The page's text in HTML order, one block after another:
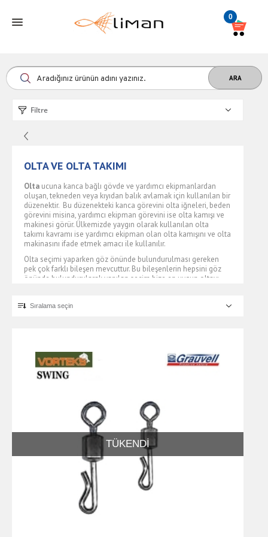
0
Filtre
OLTA VE OLTA TAKIMI
Olta ucuna kanca bağlı gövde ve yardımcı ekipmanlardan
oluşan, tekneden veya kıyıdan balık avlamak için kullanılan bir
düzenektir. Bu düzenekteki kanca görevini olta iğneleri, beden
görevini misina, yardımcı ekipman görevini ise olta kamışı ve
makinesi görür. Ülkemizde yaygın olarak kullanılan olta
takımı kavramı ise yardımcı ekipman olan olta kamışını ve olta
makinasını ifade etmek amacı ile kullanılır.
Olta seçimi yaparken göz önünde bulundurulması gereken
pek çok farklı bileşen mevcuttur. Bu bileşenlerin hepsini göz
önünde bulundurularak yapılan seçim bize en uygun oltayı
adlandırabiliriz. Olta iğneleri ve misinalar kendi aralarında
farklı türlere ayrılır. Olta iğnesi çeşitlerini tekli iğne, üçlü iğne
ve zoka olarak farklı guruplara ayırabiliriz. Olta misinalarını ise
çelik tel, fly misina, monofilament misina, flourocarbon
Olta Takımı
olta kamışı ve olta makinesinin
kombinasyonundan oluşan, olta düzeneğinin yardımcı
ekipmanlarıdır. Olta takımını oluşturan olta makinası ve olta
kamışları farklı tekniklerde kullanılmak üzere kendi aralarında
Olta makineleri çeşitlerini spin makine, surf makine, lrf
makinesi, jig makinası, çıkrık makina ve fly makine olarak
sayabiliriz. Spin makineler at çek avı dediğimiz kıyıdan sahte
Sıralama seçin
TÜKENDI